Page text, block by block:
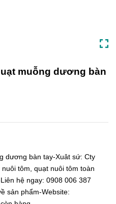
muỗng dương bàn
dương bàn tay-Xuât sứ: Cty
tôm, quạt nuôi tôm toàn
hệ ngay: 0908 006 387
sản phẩm-Website: